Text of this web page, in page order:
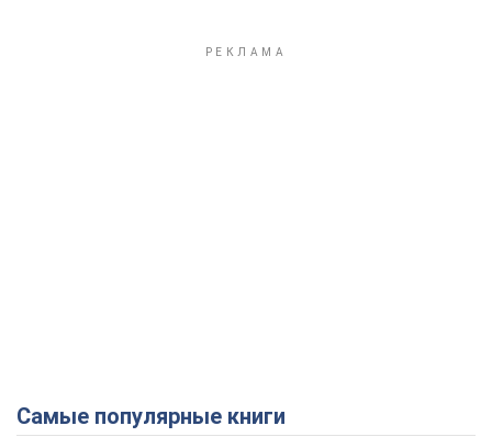
Самые популярные книги